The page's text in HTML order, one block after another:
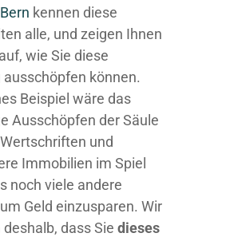
kennen diese
alle, und zeigen Ihnen
wie Sie diese
können.
Beispiel wäre das
Ausschöpfen der Säule
und
Immobilien im Spiel
noch viele andere
Geld einzusparen. Wir
dass Sie dieses